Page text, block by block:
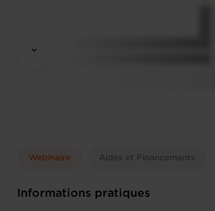
Webinaire Aides et Financements
Informations pratiques